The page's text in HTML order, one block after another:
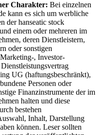
Charakter: Bei einzelnen
kann es sich um werbliche
der hanseatic stock
einem oder mehreren im
deren Dienstleistern,
oder sonstigen
, Investor-
UG (haftungsbeschränkt),
Personen oder
Finanzinstrumente der im
halten und diese
bestehen
Inhalt, Darstellung
können. Leser sollten